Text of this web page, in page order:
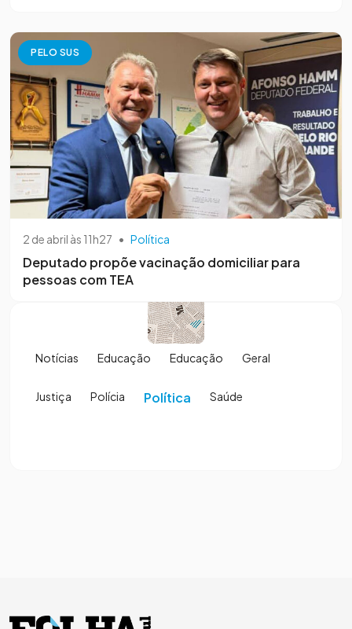
PELO SUS
2 de abril às 11h27 • Política
Deputado propõe vacinação domiciliar para
pessoas com TEA
Notícias Educação Educação Geral
Justiça Polícia Política Saúde